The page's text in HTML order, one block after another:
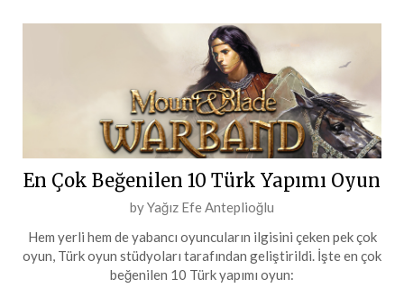
En Çok Beğenilen 10 Türk Yapımı Oyun
Posted
28
Şubat
byYağız Efe Anteplioğlu
Hem yerli hem de yabancı oyuncuların ilgisini çeken pek çok
oyun, Türk oyun stüdyoları tarafından geliştirildi. İşte en çok
beğenilen 10 Türk yapımı oyun: